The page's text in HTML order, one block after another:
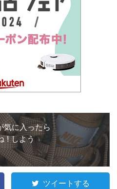
気に入ったら
! しよう
ツイートする